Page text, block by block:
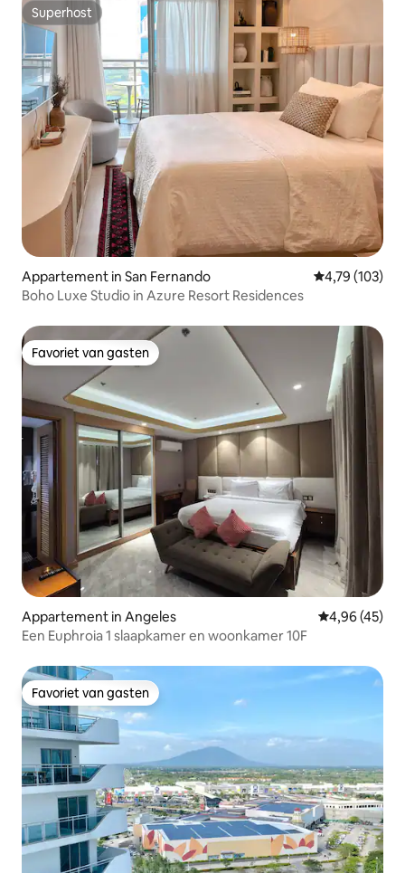
Superhost
Superhost
Appartement in San Fernando Gemiddelde
4,79 (103)
Boho Luxe Studio in Azure Resort Residences
Favoriet van gasten
Favoriet van gasten
Appartement in Angeles Gemiddelde
4,96 (45)
Een Euphroia 1 slaapkamer en woonkamer 10F
Favoriet van gasten
Favoriet van gasten